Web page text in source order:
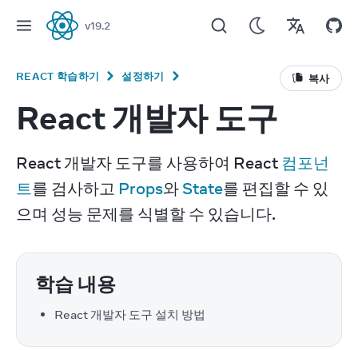
React
v19.2
REACT 학습하기 설정하기 복사
React 개발자 도구
React 개발자 도구를 사용하여 React 컴포넌
트를 검사하고 Props와 State를 편집할 수 있
으며 성능 문제를 식별할 수 있습니다.
학습 내용
React 개발자 도구 설치 방법